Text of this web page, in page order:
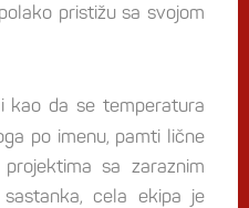
pristižu sa svojom
kao da se temperatura
po imenu, pamti lične
sa zaraznim
cela ekipa je